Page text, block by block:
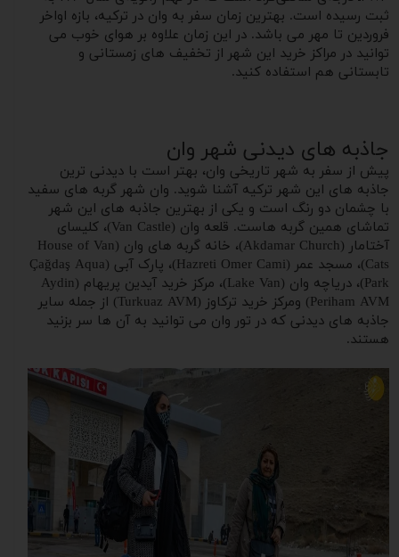
ثبت رسیده است. بهترین زمان سفر به وان در ترکیه، بازه اواخر
فروردین تا مهر می باشد. در این زمان علاوه بر هوای خوب می
توانید در مراکز خرید این شهر از تخفیف های زمستانی و
تابستانی هم استفاده کنید.
جاذبه های دیدنی شهر وان
پیش از سفر به شهر تاریخی وان، بهتر است با دیدنی ترین
جاذبه های این شهر ترکیه آشنا شوید. وان شهر گربه های سفید
با چشمان دو‌ رنگ است و‌ یکی از بهترین جاذبه های این شهر
تماشای همین گربه هاست. قلعه وان (Van Castle)، کلیسای
آختامار (Akdamar Church)، خانه گربه های وان (House of Van
Cats)، مسجد عمر (Hazreti Omer Cami)، پارک آبی (Çağdaş Aqua
Park)، دریاچه وان (Lake Van)، مرکز خرید آیدین پریهام (Aydin
Periham AVM) ومرکز خرید ترکاوز (Turkuaz AVM) از جمله سایر
جاذبه های دیدنی که در تور وان می توانید به آن ها سر بزنید
هستند.